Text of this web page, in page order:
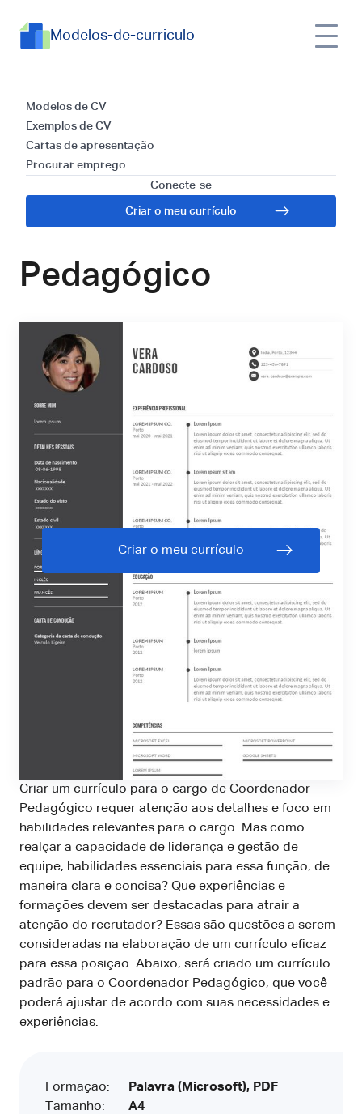
Modelos-de-curriculo
Modelos de CV
Exemplos de CV
Cartas de apresentação
Procurar emprego
Conecte-se
Criar o meu currículo
Guia Prático: Como
Elaborar um
Currículo Atrativo
para Coordenador
Pedagógico
Criar o meu currículo
Criar um currículo para o cargo de Coordenador
Pedagógico requer atenção aos detalhes e foco em
habilidades relevantes para o cargo. Mas como
realçar a capacidade de liderança e gestão de
equipe, habilidades essenciais para essa função, de
maneira clara e concisa? Que experiências e
formações devem ser destacadas para atrair a
atenção do recrutador? Essas são questões a serem
consideradas na elaboração de um currículo eficaz
para essa posição. Abaixo, será criado um currículo
padrão para o Coordenador Pedagógico, que você
poderá ajustar de acordo com suas necessidades e
experiências.
Formação:
Tamanho:
Palavra (Microsoft), PDF
A4